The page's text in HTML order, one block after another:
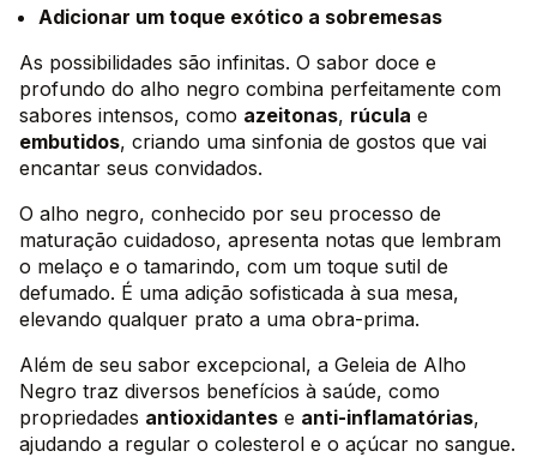
Adicionar um toque exótico a sobremesas
As possibilidades são infinitas. O sabor doce e
profundo do alho negro combina perfeitamente com
sabores intensos, como azeitonas, rúcula e
embutidos, criando uma sinfonia de gostos que vai
encantar seus convidados.
O alho negro, conhecido por seu processo de
maturação cuidadoso, apresenta notas que lembram
o melaço e o tamarindo, com um toque sutil de
defumado. É uma adição sofisticada à sua mesa,
elevando qualquer prato a uma obra-prima.
Além de seu sabor excepcional, a Geleia de Alho
Negro traz diversos benefícios à saúde, como
propriedades antioxidantes e anti-inflamatórias,
ajudando a regular o colesterol e o açúcar no sangue.